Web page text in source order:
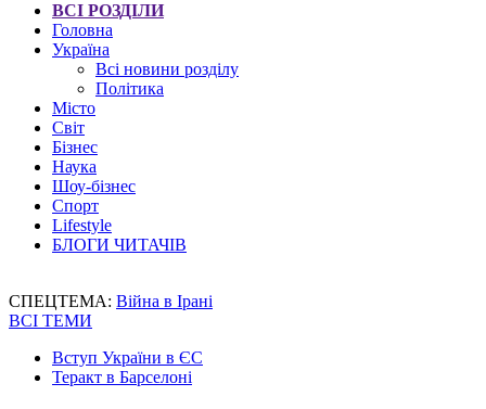
ВСІ РОЗДІЛИ
Головна
Україна
Всі новини розділу
Політика
Місто
Світ
Бізнес
Наука
Шоу-бізнес
Спорт
Lifestyle
БЛОГИ ЧИТАЧІВ
СПЕЦТЕМА: Війна в Ірані
ВСІ ТЕМИ
Вступ України в ЄС
Теракт в Барселоні